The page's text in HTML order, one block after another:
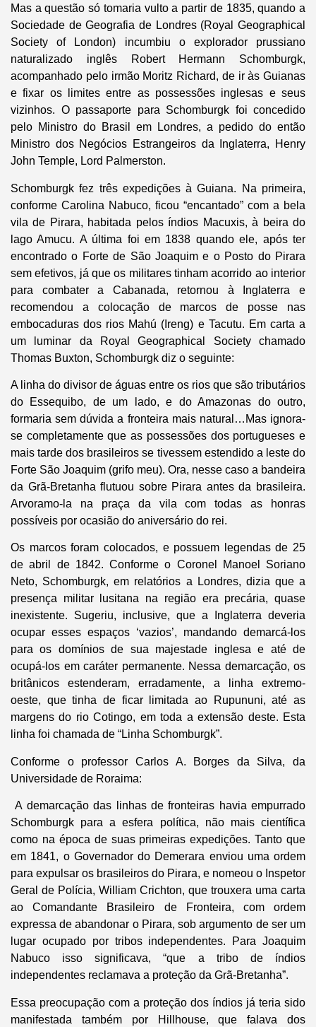
Mas a questão só tomaria vulto a partir de 1835, quando a
Sociedade de Geografia de Londres (Royal Geographical
Society of London) incumbiu o explorador prussiano
naturalizado inglês Robert Hermann Schomburgk,
acompanhado pelo irmão Moritz Richard, de ir às Guianas
e fixar os limites entre as possessões inglesas e seus
vizinhos. O passaporte para Schomburgk foi concedido
pelo Ministro do Brasil em Londres, a pedido do então
Ministro dos Negócios Estrangeiros da Inglaterra, Henry
John Temple, Lord Palmerston.
Schomburgk fez três expedições à Guiana. Na primeira,
conforme Carolina Nabuco, ficou “encantado” com a bela
vila de Pirara, habitada pelos índios Macuxis, à beira do
lago Amucu. A última foi em 1838 quando ele, após ter
encontrado o Forte de São Joaquim e o Posto do Pirara
sem efetivos, já que os militares tinham acorrido ao interior
para combater a Cabanada, retornou à Inglaterra e
recomendou a colocação de marcos de posse nas
embocaduras dos rios Mahú (Ireng) e Tacutu. Em carta a
um luminar da Royal Geographical Society chamado
Thomas Buxton, Schomburgk diz o seguinte:
A linha do divisor de águas entre os rios que são tributários
do Essequibo, de um lado, e do Amazonas do outro,
formaria sem dúvida a fronteira mais natural…Mas ignora-
se completamente que as possessões dos portugueses e
mais tarde dos brasileiros se tivessem estendido a leste do
Forte São Joaquim (grifo meu). Ora, nesse caso a bandeira
da Grã-Bretanha flutuou sobre Pirara antes da brasileira.
Arvoramo-la na praça da vila com todas as honras
possíveis por ocasião do aniversário do rei.
Os marcos foram colocados, e possuem legendas de 25
de abril de 1842. Conforme o Coronel Manoel Soriano
Neto, Schomburgk, em relatórios a Londres, dizia que a
presença militar lusitana na região era precária, quase
inexistente. Sugeriu, inclusive, que a Inglaterra deveria
ocupar esses espaços ‘vazios’, mandando demarcá-los
para os domínios de sua majestade inglesa e até de
ocupá-los em caráter permanente. Nessa demarcação, os
britânicos estenderam, erradamente, a linha extremo-
oeste, que tinha de ficar limitada ao Rupununi, até as
margens do rio Cotingo, em toda a extensão deste. Esta
linha foi chamada de “Linha Schomburgk”.
Conforme o professor Carlos A. Borges da Silva, da
Universidade de Roraima:
A demarcação das linhas de fronteiras havia empurrado
Schomburgk para a esfera política, não mais científica
como na época de suas primeiras expedições. Tanto que
em 1841, o Governador do Demerara enviou uma ordem
para expulsar os brasileiros do Pirara, e nomeou o Inspetor
Geral de Polícia, William Crichton, que trouxera uma carta
ao Comandante Brasileiro de Fronteira, com ordem
expressa de abandonar o Pirara, sob argumento de ser um
lugar ocupado por tribos independentes. Para Joaquim
Nabuco isso significava, “que a tribo de índios
independentes reclamava a proteção da Grã-Bretanha”.
Essa preocupação com a proteção dos índios já teria sido
manifestada também por Hillhouse, que falava dos